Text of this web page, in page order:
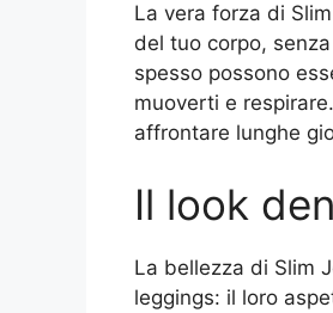
La vera forza di
del tuo corpo,
spesso possono
muoverti e
affrontare lunghe
Il look
La bellezza di Slim
leggings: il loro